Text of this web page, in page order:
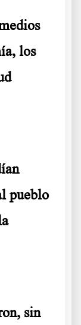
los
pueblo
sin